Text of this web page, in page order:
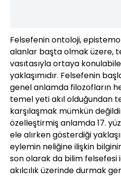
Felsefenin ontoloji,
alanlar başta olmak üzere,
vasıtasıyla ortaya
yaklaşımıdır. Felsefenin
genel anlamda filozofların
temel yeti akıl olduğundan
karşılaşmak mümkün
özelleştirmiş anlamda 17.
ele alırken gösterdiği
eylemin neliğine ilişkin
son olarak da bilim felsefesi
akılcılık üzerinde durmak